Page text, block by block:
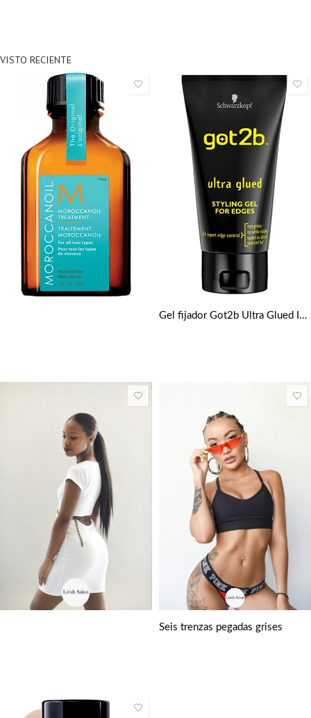
VISTO RECIENTE
Gel fijador Got2b Ultra Glued Invincible Extreme Hold Hair Styling 150 Ml
Seis trenzas pegadas grises